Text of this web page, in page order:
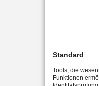
Standard
Tools, die
Funktionen